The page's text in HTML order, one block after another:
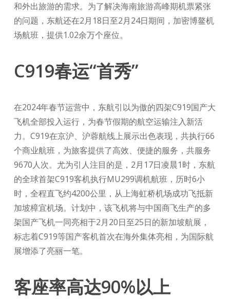
和外出旅游的需求。为了解决海南旅游高峰期机票紧张
的问题，东航还在2月18日至2月24日期间，加密博鳌机
场航班，提供1.02余万个座位。
C919春运“首秀”
在2024年春节运营中，东航引以为傲的四架C919国产大
飞机全部投入运行，为春节假期的航空运输注入新活
力。C919在京沪、沪蓉航线上展示出色表现，共执行66
个商业航班，为旅客提供了高效、便捷的服务，共服务
9670人次。尤为引人注目的是，2月17日凌晨1时，东航
的全球首架C919客机执行MU299调机航班，历时6小
时，全程直飞约4200公里，从上海虹桥机场成功飞抵新
加坡樟宜机场。计划中，该飞机将与中国商飞生产的多
架国产飞机一同亮相于2月20日至25日的新加坡航展，
标志着C919等国产客机首次在海外集体亮相，为国际航
展增添了亮丽一笔。
客座率高达90%以上